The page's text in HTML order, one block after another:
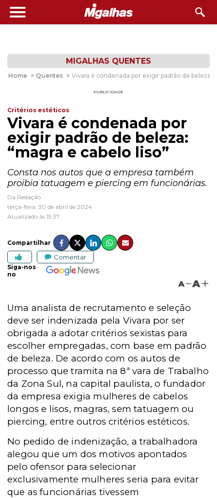
MIGALHAS QUENTES
Home > Quentes > Vivara é condenada por exigir padrão de beleza:
PUBLICIDADE
Critérios estéticos
Vivara é condenada por
exigir padrão de beleza:
“magra e cabelo liso”
Consta nos autos que a empresa também
proibia tatuagem e piercing em funcionárias.
Da Redação
terça-feira, 30 de abril de 2024
Atualizado às 15:37
Compartilhar
Comentar
Siga-nos
no
A A
Uma analista de recrutamento e seleção
deve ser indenizada pela Vivara por ser
obrigada a adotar critérios sexistas para
escolher empregadas, com base em padrão
de beleza. De acordo com os autos de
processo que tramita na 8ª vara de Trabalho
da Zona Sul, na capital paulista, o fundador
da empresa exigia mulheres de cabelos
longos e lisos, magras, sem tatuagem ou
piercing, entre outros critérios estéticos.
No pedido de indenização, a trabalhadora
alegou que um dos motivos apontados
pelo ofensor para selecionar
exclusivamente mulheres seria para evitar
que as funcionárias tivessem